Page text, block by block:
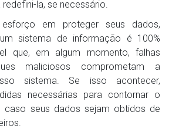
la, se necessário.
em proteger seus dados,
sistema de informação é 100%
que, em algum momento, falhas
maliciosos comprometam a
sistema. Se isso acontecer,
necessárias para contornar o
caso seus dados sejam obtidos de